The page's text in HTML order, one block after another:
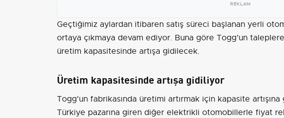
REKLAM
Geçtiğimiz aylardan itibaren satış süreci başlanan yerli
ortaya çıkmaya devam ediyor. Buna göre Togg’un
üretim kapasitesinde artışa gidilecek.
Üretim kapasitesinde artışa gidiliyor
Togg'un fabrikasında üretimi artırmak için kapasite
Türkiye pazarına giren diğer elektrikli otomobillerle fiyat